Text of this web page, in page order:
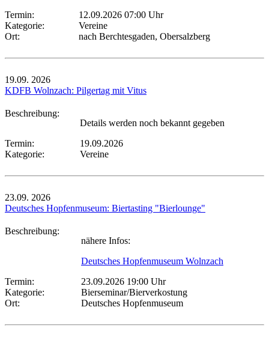
Termin:
12.09.2026 07:00 Uhr
Kategorie:
Vereine
Ort:
nach Berchtesgaden, Obersalzberg
19.09. 2026
KDFB Wolnzach: Pilgertag mit Vitus
Beschreibung:
Details werden noch bekannt gegeben
Termin:
19.09.2026
Kategorie:
Vereine
23.09. 2026
Deutsches Hopfenmuseum: Biertasting "Bierlounge"
Beschreibung:
nähere Infos:
Deutsches Hopfenmuseum Wolnzach
Termin:
23.09.2026 19:00 Uhr
Kategorie:
Bierseminar/Bierverkostung
Ort:
Deutsches Hopfenmuseum